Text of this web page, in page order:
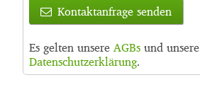
Kontaktanfrage senden
Es gelten unsereAGBsund unsere
Datenschutzerklärung.